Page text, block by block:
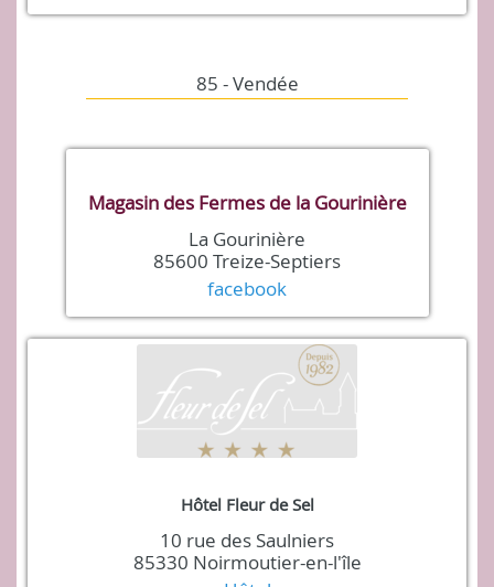
85 - Vendée
Magasin des Fermes de la Gourinière
La Gourinière
85600 Treize-Septiers
facebook
Hôtel Fleur de Sel
10 rue des Saulniers
85330 Noirmoutier-en-l'île